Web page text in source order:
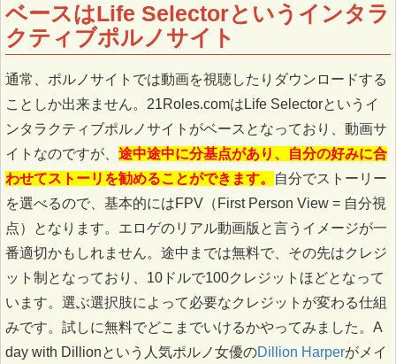
ベースはLife Selectorというインタラ
クティブポルノサイト
通常、ポルノサイトでは動画を視聴したりダウンロードする
ことしか出来ません。21Roles.comはLife Selectorというイ
ンタラクティブポルノサイトがベースとなっており、動画サ
イトなのですが、 途中途中に分基点があり、自分の好みに合
わせてストーリを勧めることができます。
自分でストーリー
を選べるので、基本的にはFPV（First Person View = 自分視
点）となります。エロゲのリアル動画版と言うイメージが一
番適切かもしれません。途中までは無料で、その先はクレジ
ット制となっており、10ドルで100クレジットほどとなって
います。選ぶ選択肢によって必要なクレジットが変わる仕組
みです。試しに無料でどこまでいけるかやってみました。A
day with Dillionという人気ポルノ女優のDillion Harperがメイ